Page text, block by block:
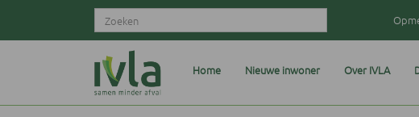
Home Nieuwe inwoner Over IVLA